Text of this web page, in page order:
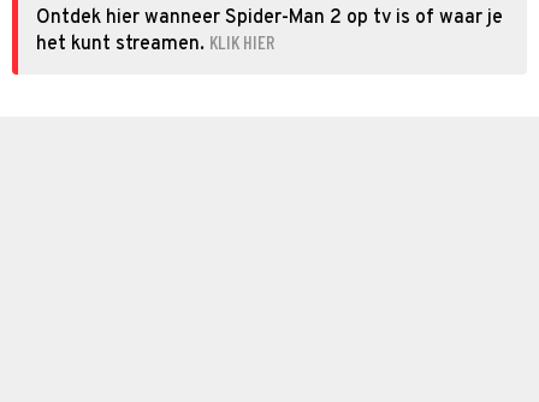
Ontdek hier wanneer Spider-Man 2 op tv is of waar je
het kunt streamen. KLIK HIER